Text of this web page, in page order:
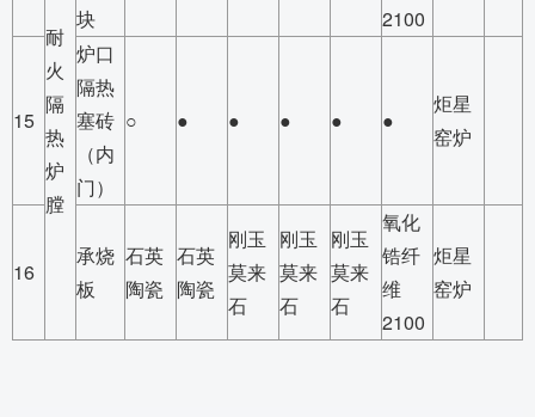
耐
火
隔
热
炉
膛
块
2100
15
炉口
隔热
塞砖
（内
门）
○ ● ● ● ● ●
炬星
窑炉
16
承烧
板
石英
陶瓷
石英
陶瓷
刚玉
莫来
石
刚玉
莫来
石
刚玉
莫来
石
氧化
锆纤
维
2100
炬星
窑炉